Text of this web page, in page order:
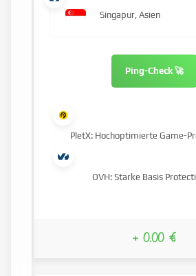
Singapur, Asien
Ping-Check 🚀
PletX: Hochoptimierte Game-
OVH: Starke Basis
+ 0.00 €